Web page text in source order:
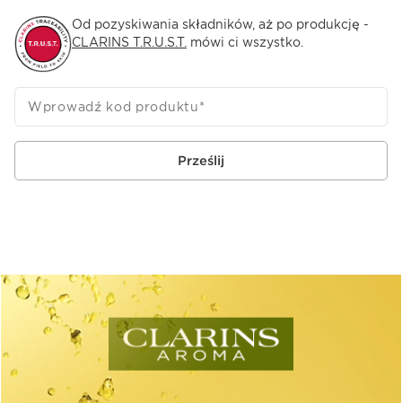
Od pozyskiwania składników, aż po produkcję -
CLARINS T.R.U.S.T. mówi ci wszystko.
Wprowadź kod produktu *
Prześlij